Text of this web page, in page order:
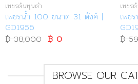
เพชรต้นทุนต่ำ
เพชรน้ำ 100 ขนาด 31 ตังค์ |
GD1956
฿38,000 Original
price
฿ 38,000.
฿0Current
฿ 0.
เพชร
เพช
฿
BROWSE OUR